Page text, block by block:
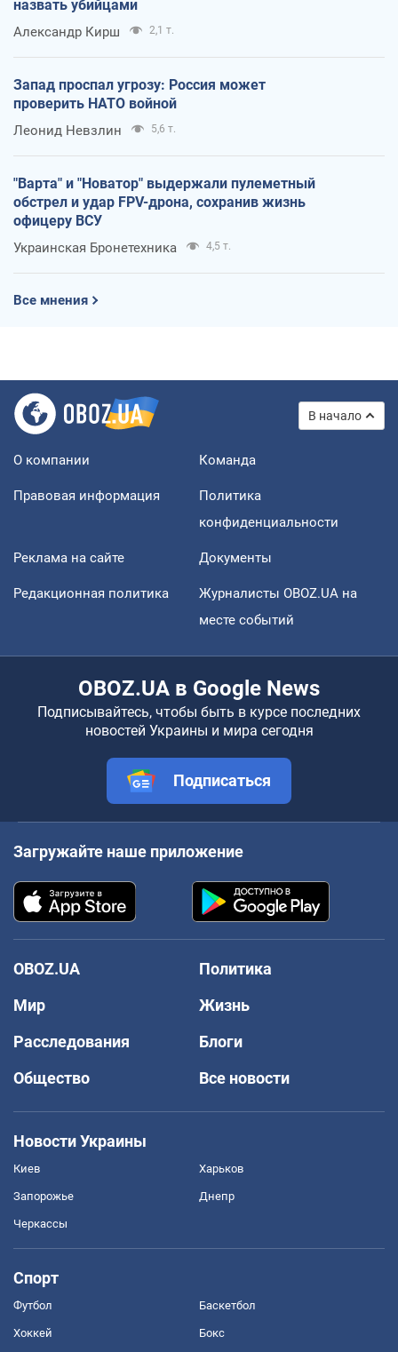
назвать убийцами
Александр Кирш 2,1 т.
Запад проспал угрозу: Россия может
проверить НАТО войной
Леонид Невзлин 5,6 т.
"Варта" и "Новатор" выдержали пулеметный
обстрел и удар FPV-дрона, сохранив жизнь
офицеру ВСУ
Украинская Бронетехника 4,5 т.
Все мнения
В начало
О компании Команда
Правовая информация
Политика
конфиденциальности
Реклама на сайте Документы
Редакционная политика
Журналисты OBOZ.UA на
месте событий
OBOZ.UA в Google News
Подписывайтесь, чтобы быть в курсе последних
новостей Украины и мира сегодня
Подписаться
Загружайте наше приложение
OBOZ.UA
Политика
Мир
Жизнь
Расследования
Блоги
Общество
Все новости
Новости Украины
Киев Харьков
Запорожье Днепр
Черкассы
Спорт
Футбол Баскетбол
Хоккей Бокс